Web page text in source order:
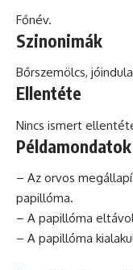
Főnév.
Szinonimák
Bőrszemölcs,
Ellentéte
Nincs ismert
Példamondatok
– Az orvos
papillóma.
– A papillóma
– A papillóma